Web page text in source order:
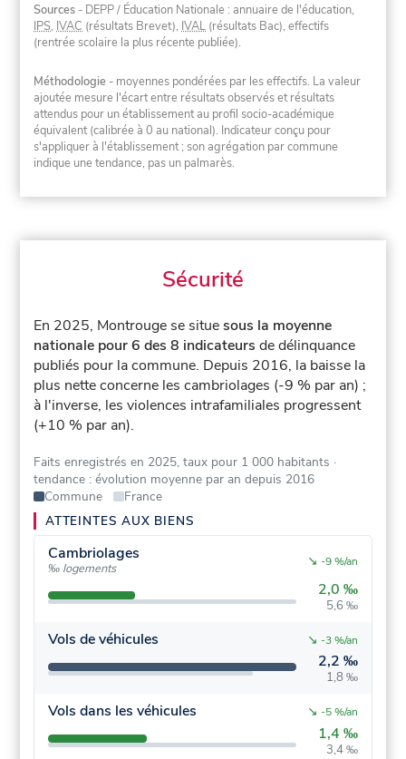
Sources - DEPP / Éducation Nationale : annuaire de l'éducation,
IPS, IVAC (résultats Brevet), IVAL (résultats Bac), effectifs
(rentrée scolaire la plus récente publiée).
Méthodologie - moyennes pondérées par les effectifs. La valeur
ajoutée mesure l'écart entre résultats observés et résultats
attendus pour un établissement au profil socio-académique
équivalent (calibrée à 0 au national). Indicateur conçu pour
s'appliquer à l'établissement ; son agrégation par commune
indique une tendance, pas un palmarès.
Sécurité
En 2025, Montrouge se situesous la moyenne
nationale pour 6 des 8 indicateurs de délinquance
publiés pour la commune. Depuis 2016, la baisse la
plus nette concerne les cambriolages (-9 % par an) ;
à l'inverse, les violences intrafamiliales progressent
(+10 % par an).
Faits enregistrés en 2025, taux pour 1 000 habitants ·
tendance : évolution moyenne par an depuis 2016
Commune
France
ATTEINTES AUX BIENS
Cambriolages
‰ logements
2,0 ‰
5,6 ‰
↘ -9 %/an
Vols de véhicules
2,2 ‰
1,8 ‰
↘ -3 %/an
Vols dans les véhicules
1,4 ‰
3,4 ‰
↘ -5 %/an